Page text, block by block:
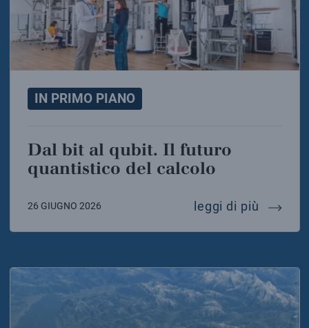
IN PRIMO PIANO
Dal bit al qubit. Il futuro
quantistico del calcolo
26 GIUGNO 2026 leggi di più dal bit